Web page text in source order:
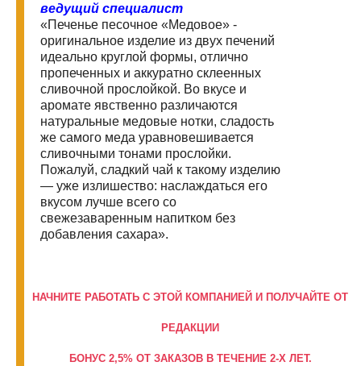
ведущий специалист
«Печенье песочное «Медовое» -
оригинальное изделие из двух печений
идеально круглой формы, отлично
пропеченных и аккуратно склеенных
сливочной прослойкой. Во вкусе и
аромате явственно различаются
натуральные медовые нотки, сладость
же самого меда уравновешивается
сливочными тонами прослойки.
Пожалуй, сладкий чай к такому изделию
— уже излишество: наслаждаться его
вкусом лучше всего со
свежезаваренным напитком без
добавления сахара».
НАЧНИТЕ РАБОТАТЬ С ЭТОЙ КОМПАНИЕЙ И ПОЛУЧАЙТЕ ОТ
РЕДАКЦИИ
БОНУС 2,5% ОТ ЗАКАЗОВ В ТЕЧЕНИЕ 2-Х ЛЕТ.